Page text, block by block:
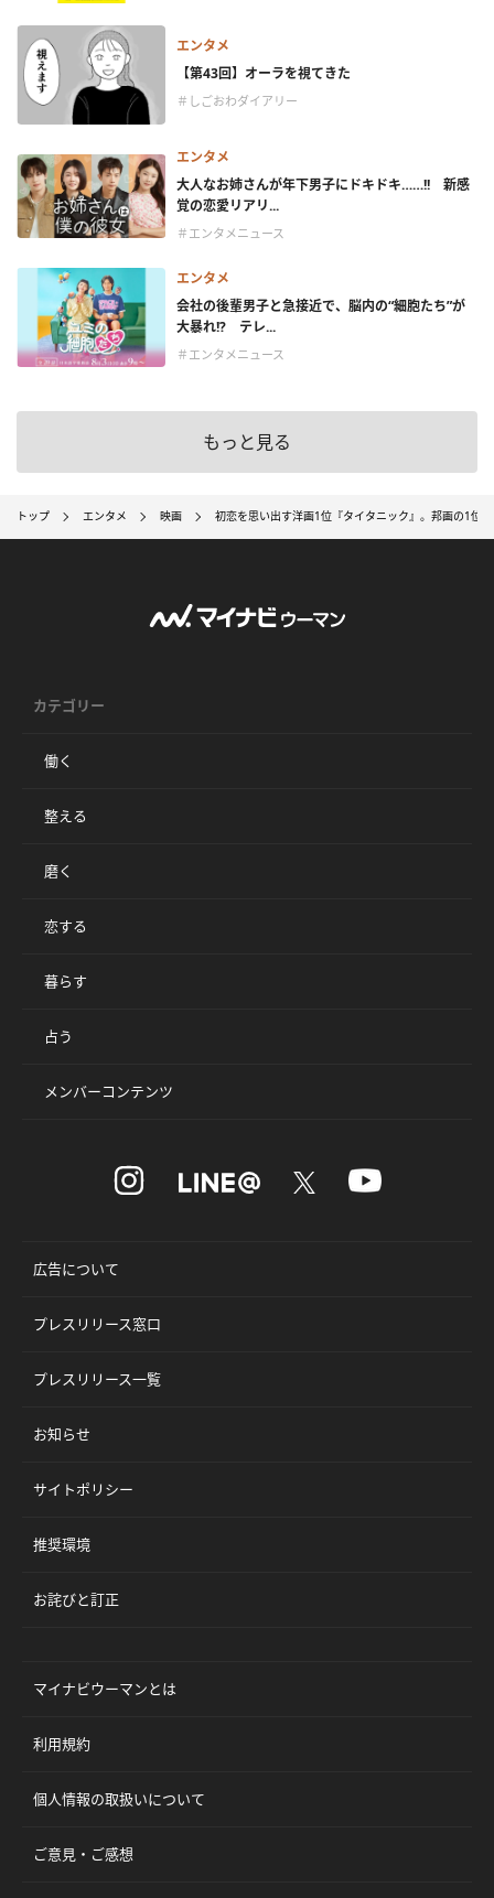
エンタメ
【第43回】オーラを視てきた
＃しごおわダイアリー
エンタメ
大人なお姉さんが年下男子にドキドキ……!! 新感
覚の恋愛リアリ...
＃エンタメニュース
エンタメ
会社の後輩男子と急接近で、脳内の“細胞たち”が
大暴れ!? テレ...
＃エンタメニュース
もっと見る
トップ エンタメ 映画 初恋を思い出す洋画1位『タイタニック』。邦画の1位
カテゴリー
働く
整える
磨く
恋する
暮らす
占う
メンバーコンテンツ
広告について
プレスリリース窓口
プレスリリース一覧
お知らせ
サイトポリシー
推奨環境
お詫びと訂正
マイナビウーマンとは
利用規約
個人情報の取扱いについて
ご意見・ご感想